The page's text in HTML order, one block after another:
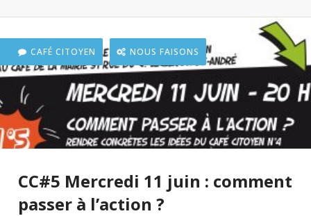
CAFÉ CITOYEN NOUS FAISONS
CC#5 Mercredi 11 juin : comment
passer à l’action ?